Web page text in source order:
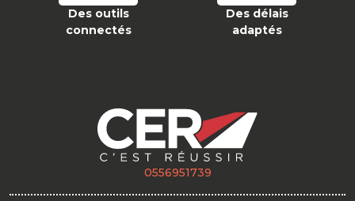
Des outils
connectés
Des délais
adaptés
0556951739